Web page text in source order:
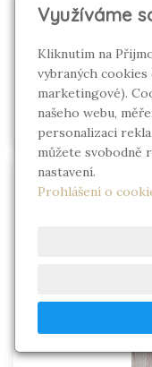
Využíváme
Kliknutím na
vybraných
marketingové).
našeho webu,
personalizaci
můžete
nastavení.
Prohlášení o